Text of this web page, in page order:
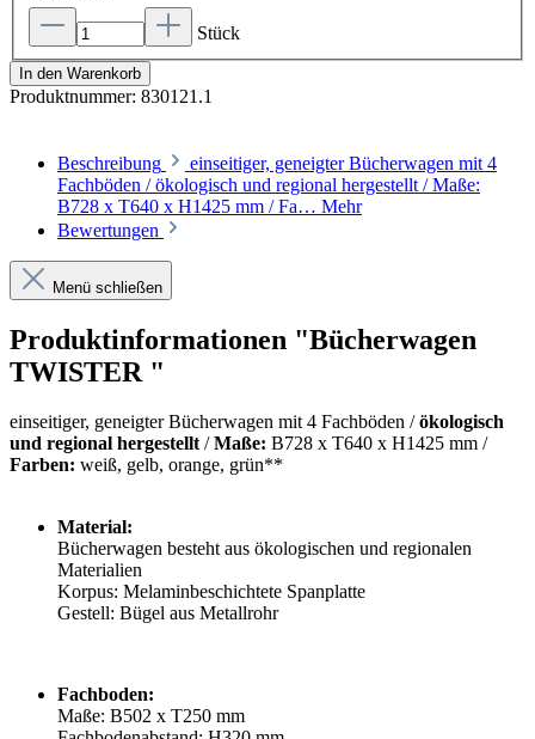
Stück
In den Warenkorb
Produktnummer: 830121.1
Beschreibung
einseitiger, geneigter Bücherwagen mit 4
Fachböden / ökologisch und regional hergestellt / Maße:
B728 x T640 x H1425 mm / Fa… Mehr
Bewertungen
Menü schließen
Produktinformationen "Bücherwagen
TWISTER "
einseitiger, geneigter Bücherwagen mit 4 Fachböden /ökologisch
und regional hergestellt/Maße: B728 x T640 x H1425 mm /
Farben: weiß, gelb, orange, grün**
Material:
Bücherwagen besteht aus ökologischen und regionalen
Materialien
Korpus: Melaminbeschichtete Spanplatte
Gestell: Bügel aus Metallrohr
Fachboden:
Maße: B502 x T250 mm